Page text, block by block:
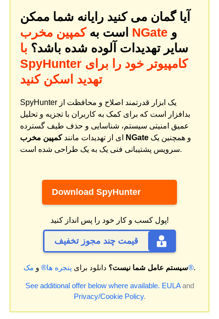
آیا گمان می کنید رایانه شما ممکن
است به کمپین مخرب NGate
سایر تهدیدات آلوده شده باشد؟ با
SpyHunter کامپیوتر خود را برای
تهدید اسکن کنید
SpyHunter یک ابزار قدرتمند اصلاح و محافظت از
بدافزار است که برای کمک به کاربران با تجزیه و تحلیل
عمیق امنیتی سیستم، شناسایی و حذف طیف گسترده
ای از تهدیدات مانند
کمپین مخرب NGate
سرویس پشتیبانی فنی یک به یک طراحی شده است.
Download SpyHunter
پول کسب و کار خود را پس انداز کنید!
قیمت چند مجوز تخفیف
سیستم عامل شما نیست؟ دانلود برای پنجره ها® و مک®.
See additional offer below where available. EULAand
Privacy/Cookie Policy.